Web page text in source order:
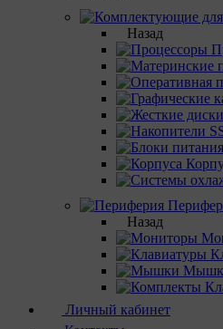
Назад
Назад
Личный кабинет